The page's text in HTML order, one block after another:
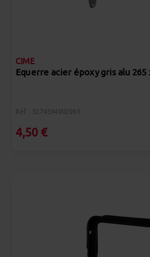
CIME
Equerre acier époxy gris alu 265
Réf : 3274594002093
4,50 €